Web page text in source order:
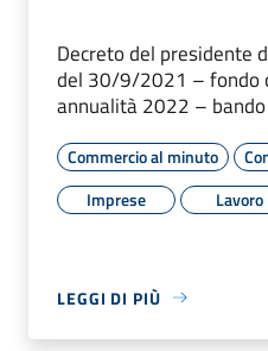
Decreto del presidente
del 30/9/2021 – fondo
annualità 2022 –
Commercio al minuto
Imprese
Lavoro
LEGGI DI PIÙ